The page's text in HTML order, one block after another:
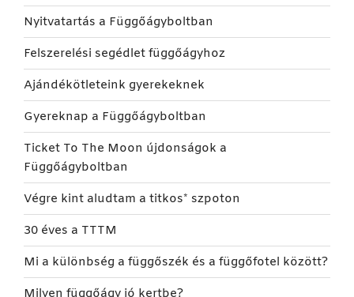
Nyitvatartás a Függőágyboltban
Felszerelési segédlet függőágyhoz
Ajándékötleteink gyerekeknek
Gyereknap a Függőágyboltban
Ticket To The Moon újdonságok a
Függőágyboltban
Végre kint aludtam a titkos* szpoton
30 éves a TTTM
Mi a különbség a függőszék és a függőfotel között?
Milyen függőágy jó kertbe?